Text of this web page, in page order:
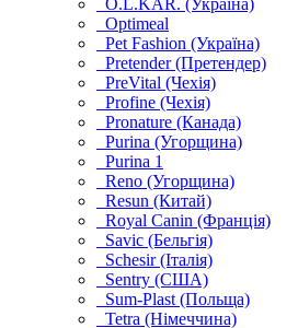
O.L.KAR. (Україна)
Optimeal
Pet Fashion (Україна)
Pretender (Претендер)
PreVital (Чехія)
Profine (Чехія)
Pronature (Канада)
Purina (Угорщина)
Purina 1
Reno (Угорщина)
Resun (Китай)
Royal Canin (Франція)
Savic (Бельгія)
Schesir (Італія)
Sentry (США)
Sum-Plast (Польща)
Tetra (Німеччина)